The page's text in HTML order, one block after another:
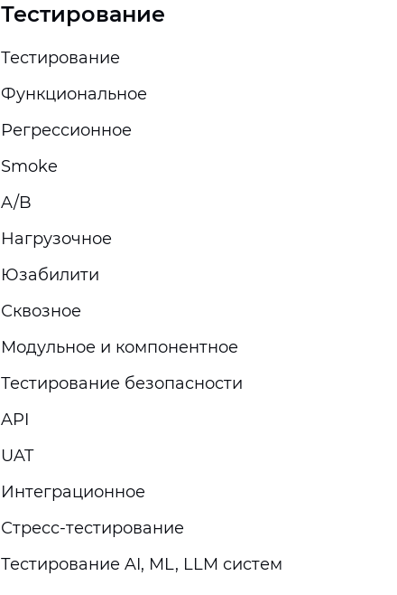
Тестирование
Тестирование
Функциональное
Регрессионное
Smoke
A/B
Нагрузочное
Юзабилити
Сквозное
Модульное и компонентное
Тестирование безопасности
API
UAT
Интеграционное
Стресс-тестирование
Тестирование AI, ML, LLM систем